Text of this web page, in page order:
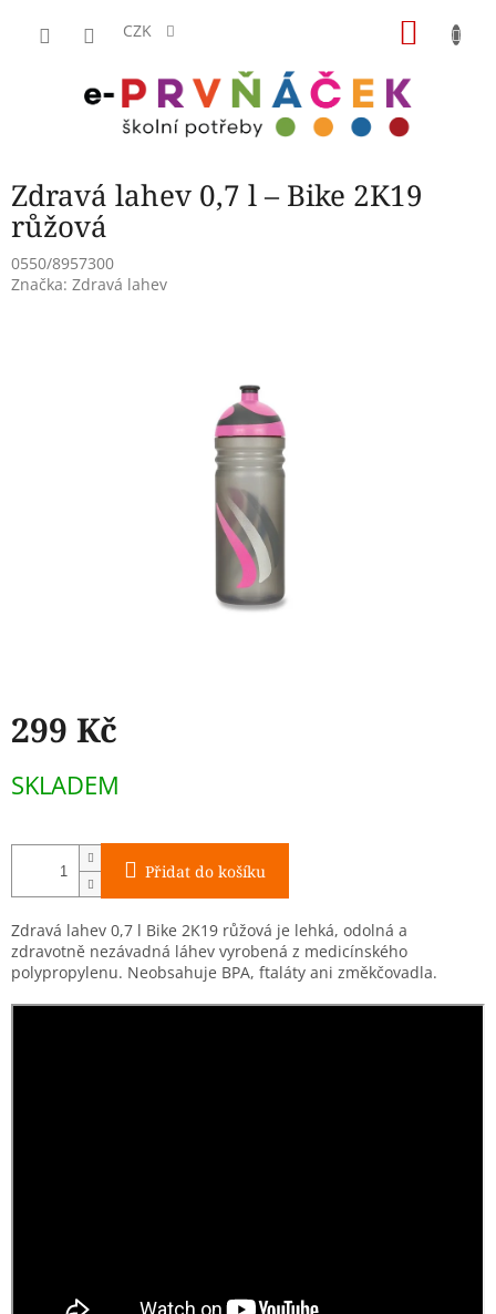
CZK
Zdravá lahev 0,7 l – Bike 2K19
růžová
0550/8957300
Značka: Zdravá lahev
299 Kč
cena:
SKLADEM
Přidat do košíku
Zdravá lahev 0,7 l Bike 2K19 růžová je lehká, odolná a
zdravotně nezávadná láhev vyrobená z medicínského
polypropylenu. Neobsahuje BPA, ftaláty ani změkčovadla.